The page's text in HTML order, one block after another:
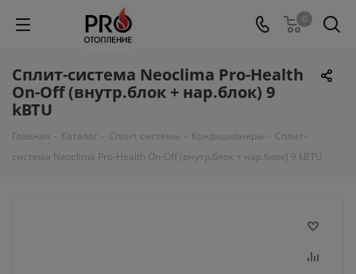
0
Сплит-система Neoclima Pro-Health
On-Off (внутр.блок + нар.блок) 9
kBTU
Главная - Каталог - Сплит системы - Кондиционеры - Сплит-
система Neoclima Pro-Health On-Off (внутр.блок + нар.блок) 9 kBTU